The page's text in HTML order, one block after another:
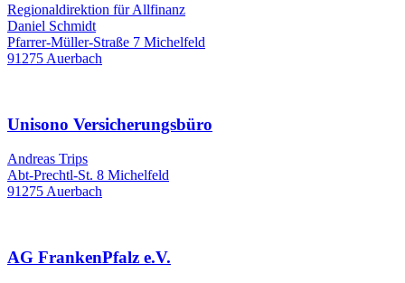
Regionaldirektion für Allfinanz
Daniel Schmidt
Pfarrer-Müller-Straße 7 Michelfeld
91275 Auerbach
Unisono Versicherungsbüro
Andreas Trips
Abt-Prechtl-St. 8 Michelfeld
91275 Auerbach
AG FrankenPfalz e.V.